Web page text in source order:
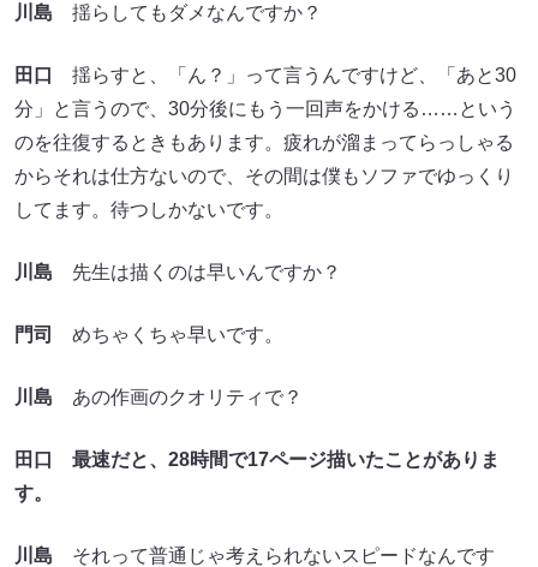
川島 揺らしてもダメなんですか？
田口
揺らすと、「ん？」って言うんですけど、「あと30
分」と言うので、30分後にもう一回声をかける……という
のを往復するときもあります。疲れが溜まってらっしゃる
からそれは仕方ないので、その間は僕もソファでゆっくり
してます。待つしかないです。
川島 先生は描くのは早いんですか？
門司 めちゃくちゃ早いです。
川島 あの作画のクオリティで？
田口
最速だと、28時間で17ページ描いたことがありま
す。
川島 それって普通じゃ考えられないスピードなんです